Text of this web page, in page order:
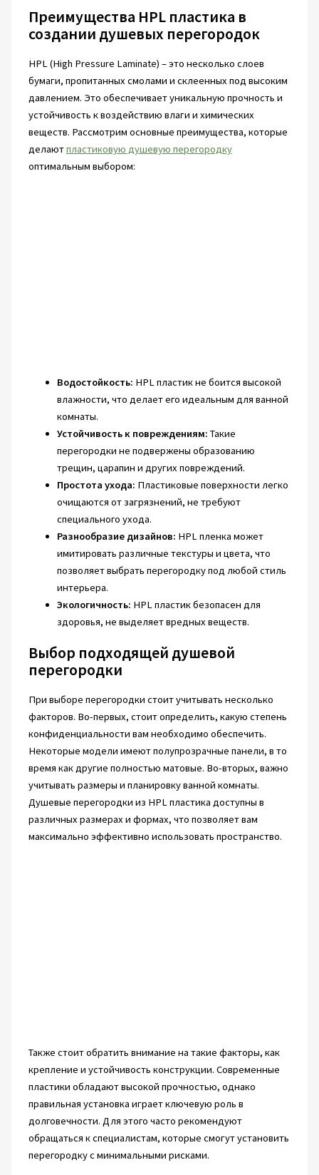
Преимущества HPL пластика в
создании душевых перегородок
HPL (High Pressure Laminate) – это несколько слоев
бумаги, пропитанных смолами и склеенных под высоким
давлением. Это обеспечивает уникальную прочность и
устойчивость к воздействию влаги и химических
веществ. Рассмотрим основные преимущества, которые
делаютпластиковую душевую перегородку
оптимальным выбором:
Водостойкость: HPL пластик не боится высокой
влажности, что делает его идеальным для ванной
комнаты.
Устойчивость к повреждениям: Такие
перегородки не подвержены образованию
трещин, царапин и других повреждений.
Простота ухода: Пластиковые поверхности легко
очищаются от загрязнений, не требуют
специального ухода.
Разнообразие дизайнов: HPL пленка может
имитировать различные текстуры и цвета, что
позволяет выбрать перегородку под любой стиль
интерьера.
Экологичность: HPL пластик безопасен для
здоровья, не выделяет вредных веществ.
Выбор подходящей душевой
перегородки
При выборе перегородки стоит учитывать несколько
факторов. Во-первых, стоит определить, какую степень
конфиденциальности вам необходимо обеспечить.
Некоторые модели имеют полупрозрачные панели, в то
время как другие полностью матовые. Во-вторых, важно
учитывать размеры и планировку ванной комнаты.
Душевые перегородки из HPL пластика доступны в
различных размерах и формах, что позволяет вам
максимально эффективно использовать пространство.
Также стоит обратить внимание на такие факторы, как
крепление и устойчивость конструкции. Современные
пластики обладают высокой прочностью, однако
правильная установка играет ключевую роль в
долговечности. Для этого часто рекомендуют
обращаться к специалистам, которые смогут установить
перегородку с минимальными рисками.